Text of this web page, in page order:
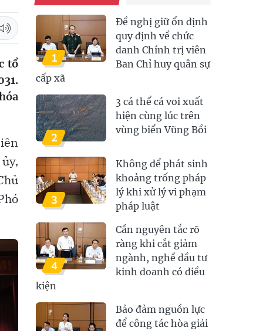
tổ
1
Đề nghị giữ ổn định
quy định về chức
danh Chính trị viên
Ban Chỉ huy quân sự
cấp xã
2
3 cá thể cá voi xuất
hiện cùng lúc trên
vùng biển Vũng Bồi
3
Không để phát sinh
khoảng trống pháp
lý khi xử lý vi phạm
pháp luật
4
Cần nguyên tắc rõ
ràng khi cắt giảm
ngành, nghề đầu tư
kinh doanh có điều
kiện
Bảo đảm nguồn lực
để công tác hòa giải